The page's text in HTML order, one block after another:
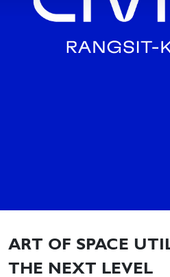
ART OF SPACE
THE NEXT LEVEL